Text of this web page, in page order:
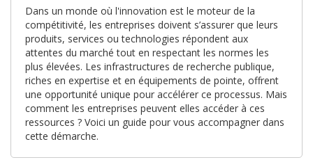
Dans un monde où l'innovation est le moteur de la
compétitivité, les entreprises doivent s’assurer que leurs
produits, services ou technologies répondent aux
attentes du marché tout en respectant les normes les
plus élevées. Les infrastructures de recherche publique,
riches en expertise et en équipements de pointe, offrent
une opportunité unique pour accélérer ce processus. Mais
comment les entreprises peuvent elles accéder à ces
ressources ? Voici un guide pour vous accompagner dans
cette démarche.